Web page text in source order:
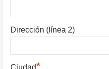
Dirección (línea 2)
Ciudad*